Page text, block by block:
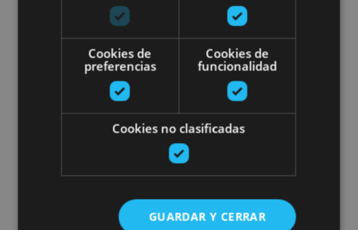
Paseos en barco de vela
02 MAY - 30 AGO
Paseos en barco de vela
Cookies de
preferencias
Cookies de
funcionalidad
Cookies no clasificadas
GUARDAR Y CERRAR